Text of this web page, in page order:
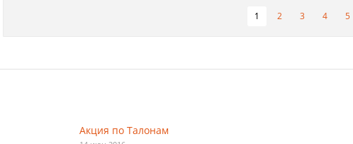
1 2 3 4 5
Акция по Талонам